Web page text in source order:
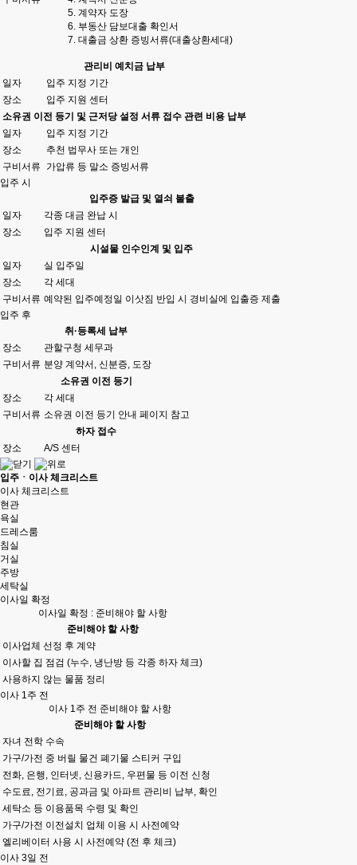
계약자 도장
부동산 담보대출 확인서
대출금 상환 증빙서류(대출상환세대)
관리비 예치금 납부
일자
입주 지정 기간
장소
입주 지원 센터
소유권 이전 등기 및 근저당 설정 서류 접수 관련 비용 납부
일자
입주 지정 기간
장소
추천 법무사 또는 개인
구비서류
가압류 등 말소 증빙서류
입주 시
입주증 발급 및 열쇠 불출
일자
각종 대금 완납 시
장소
입주 지원 센터
시설물 인수인계 및 입주
일자
실 입주일
장소
각 세대
구비서류 예약된 입주예정일 이삿짐 반입 시 경비실에 입출증 제출
입주 후
취·등록세 납부
장소
관할구청 세무과
구비서류 분양 계약서, 신분증, 도장
소유권 이전 등기
장소
각 세대
구비서류 소유권 이전 등기 안내 페이지 참고
하자 접수
장소
A/S 센터
입주ㆍ이사 체크리스트
이사 체크리스트
현관
욕실
드레스룸
침실
거실
주방
세탁실
이사일 확정
이사일 확정 : 준비해야 할 사항
준비해야 할 사항
이사업체 선정 후 계약
이사할 집 점검 (누수, 냉난방 등 각종 하자 체크)
사용하지 않는 물품 정리
이사 1주 전
이사 1주 전 준비해야 할 사항
준비해야 할 사항
자녀 전학 수속
가구/가전 중 버릴 물건 폐기물 스티커 구입
전화, 은행, 인터넷, 신용카드, 우편물 등 이전 신청
수도료, 전기료, 공과금 및 아파트 관리비 납부, 확인
세탁소 등 이용품목 수령 및 확인
가구/가전 이전설치 업체 이용 시 사전예약
엘리베이터 사용 시 사전예약 (전 후 체크)
이사 3일 전